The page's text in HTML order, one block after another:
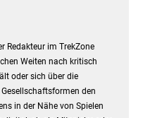
Redakteur im TrekZone
Weiten nach kritisch
oder sich über die
den
in der Nähe von Spielen